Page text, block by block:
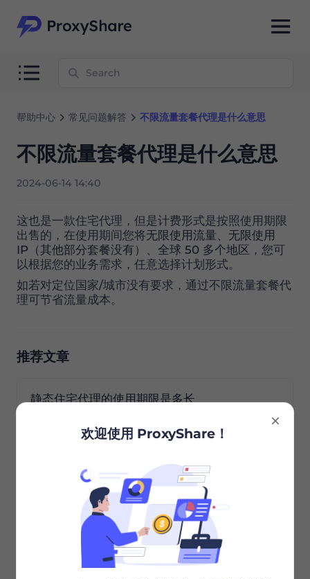
帮助中心 常见问题解答 不限流量套餐代理是什么意思
不限流量套餐代理是什么意思
2024-06-14 14:40
这也是一款住宅代理，但是计费形式是按照使用期限
出售的，在使用期间您将无限使用流量、无限使用
IP（其他部分套餐没有）、全球 50 多个地区 ，您可
以根据您的业务需求，任意选择计划形式。
如若对定位国家/城市没有要求，通过不限流量套餐代
理可节省流量成本。
推荐文章
静态住宅代理的使用期限是多长
我的不限流量套餐代理和动态住宅代理对可以使
用的端口数量有限制吗
欢迎使用 ProxyShare！